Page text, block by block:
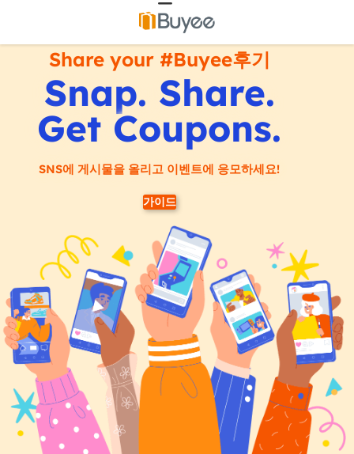
Share your #Buyee후기
Snap. Share.
Get Coupons.
SNS에 게시물을 올리고 이벤트에 응모하세요!
가이드